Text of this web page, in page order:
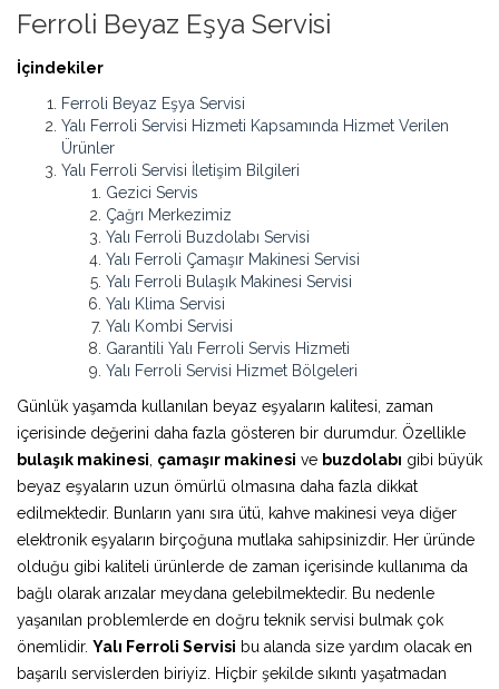
Ferroli Beyaz Eşya Servisi
İçindekiler
Ferroli Beyaz Eşya Servisi
Yalı Ferroli Servisi Hizmeti Kapsamında Hizmet Verilen
Ürünler
Yalı Ferroli Servisi İletişim Bilgileri
Gezici Servis
Çağrı Merkezimiz
Yalı Ferroli Buzdolabı Servisi
Yalı Ferroli Çamaşır Makinesi Servisi
Yalı Ferroli Bulaşık Makinesi Servisi
Yalı Klima Servisi
Yalı Kombi Servisi
Garantili Yalı Ferroli Servis Hizmeti
Yalı Ferroli Servisi Hizmet Bölgeleri
Günlük yaşamda kullanılan beyaz eşyaların kalitesi, zaman
içerisinde değerini daha fazla gösteren bir durumdur. Özellikle
bulaşık makinesi çamaşır makinesi ve buzdolabı gibi büyük
beyaz eşyaların uzun ömürlü olmasına daha fazla dikkat
edilmektedir. Bunların yanı sıra ütü, kahve makinesi veya diğer
elektronik eşyaların birçoğuna mutlaka sahipsinizdir. Her üründe
olduğu gibi kaliteli ürünlerde de zaman içerisinde kullanıma da
bağlı olarak arızalar meydana gelebilmektedir. Bu nedenle
yaşanılan problemlerde en doğru teknik servisi bulmak çok
önemlidir. Yalı Ferroli Servisi bu alanda size yardım olacak en
başarılı servislerden biriyiz. Hiçbir şekilde sıkıntı yaşatmadan